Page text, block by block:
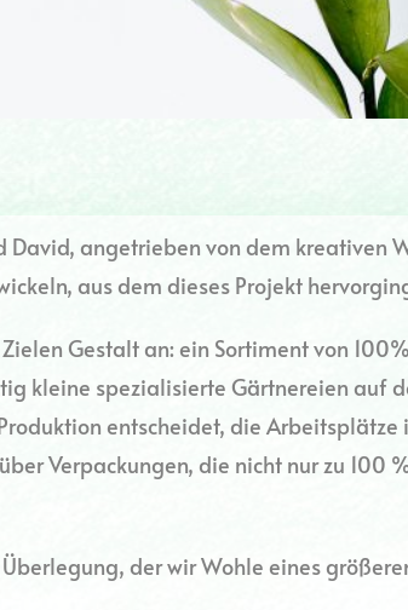
David, angetrieben von dem kreativen
aus dem dieses Projekt
Gestalt an: ein Sortiment von
kleine spezialisierte Gärtnereien auf
entscheidet, die
Verpackungen, die nicht nur zu 100
der wir Wohle eines